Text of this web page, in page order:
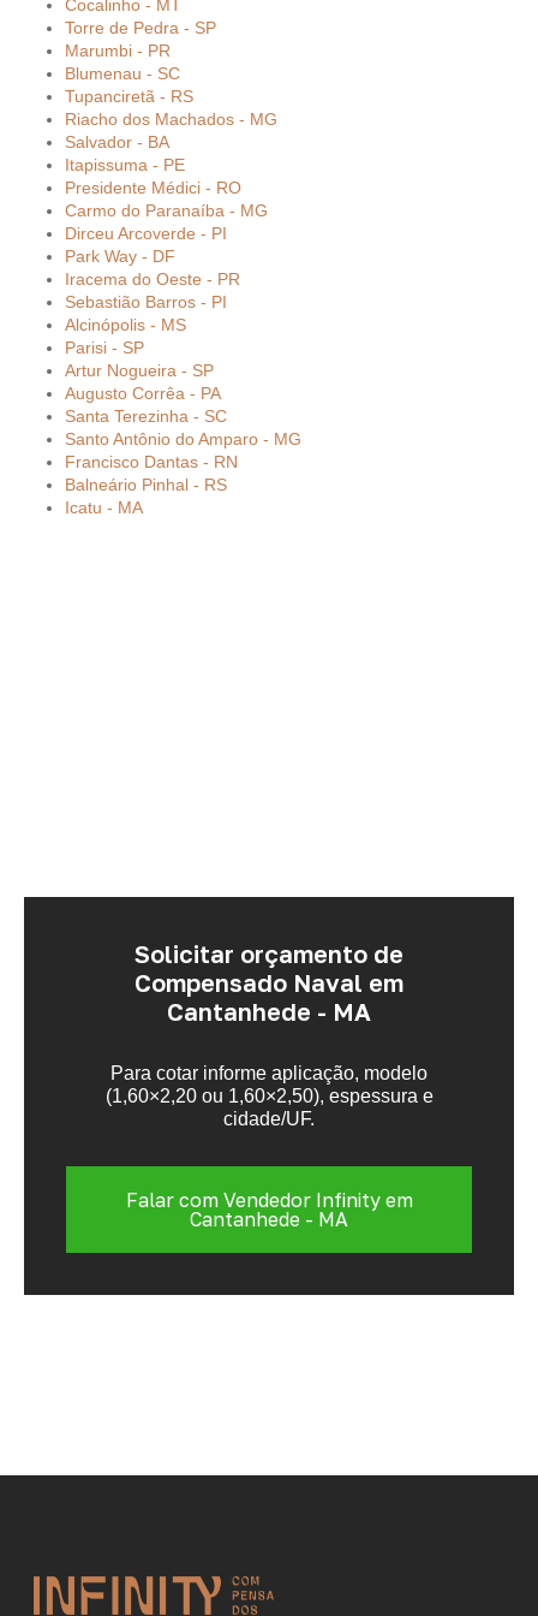
Cocalinho - MT
Torre de Pedra - SP
Marumbi - PR
Blumenau - SC
Tupanciretã - RS
Riacho dos Machados - MG
Salvador - BA
Itapissuma - PE
Presidente Médici - RO
Carmo do Paranaíba - MG
Dirceu Arcoverde - PI
Park Way - DF
Iracema do Oeste - PR
Sebastião Barros - PI
Alcinópolis - MS
Parisi - SP
Artur Nogueira - SP
Augusto Corrêa - PA
Santa Terezinha - SC
Santo Antônio do Amparo - MG
Francisco Dantas - RN
Balneário Pinhal - RS
Icatu - MA
Solicitar orçamento de
Compensado Naval em
Cantanhede - MA
Para cotar informe aplicação, modelo
(1,60×2,20 ou 1,60×2,50), espessura e
cidade/UF.
Falar com Vendedor Infinity em
Cantanhede - MA